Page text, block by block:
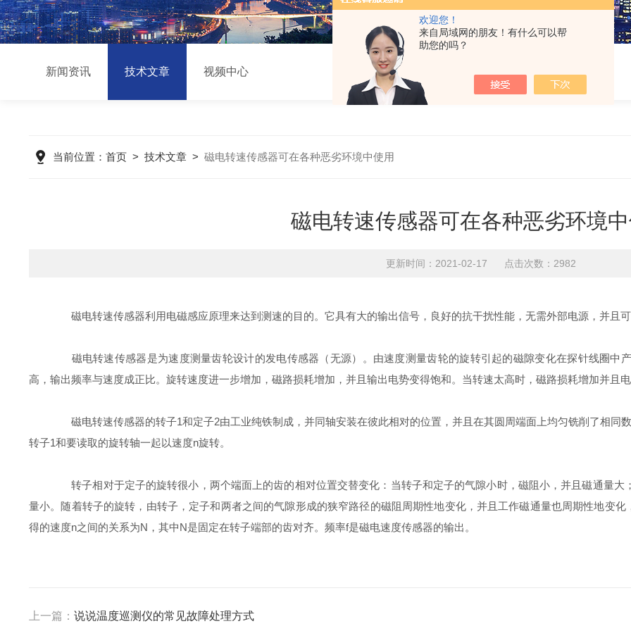
欢迎您！
来自局域网的朋友！有什么可以帮
助您的吗？
新闻资讯 技术文章 视频中心
当前位置： 首页> 技术文章> 磁电转速传感器可在各种恶劣环境中使用
磁电转速传感器可在各种恶劣环境
更新时间：2021-02-17 点击次数：2982
磁电转速传感器利用电磁感应原理来达到测速的目的。它具有大的输出信号，良好的抗干扰性能，无需外部电源，并且
磁电转速传感器是为速度测量齿轮设计的发电传感器（无源）。由速度测量齿轮的旋转引起的磁隙变化在探针线圈中
高，输出频率与速度成正比。旋转速度进一步增加，磁路损耗增加，并且输出电势变得饱和。当转速太高时，磁路损耗增加并且
磁电转速传感器的转子1和定子2由工业纯铁制成，并同轴安装在彼此相对的位置，并且在其圆周端面上均匀铣削了相同
转子1和要读取的旋转轴一起以速度n旋转。
转子相对于定子的旋转很小，两个端面上的齿的相对位置交替变化：当转子和定子的气隙小时，磁阻小，并且磁通量大
量小。随着转子的旋转，由转子，定子和两者之间的气隙形成的狭窄路径的磁阻周期性地变化，并且工作磁通量也周期性地变
得的速度n之间的关系为N，其中N是固定在转子端部的齿对齐。频率f是磁电速度传感器的输出。
上一篇： 说说温度巡测仪的常见故障处理方式